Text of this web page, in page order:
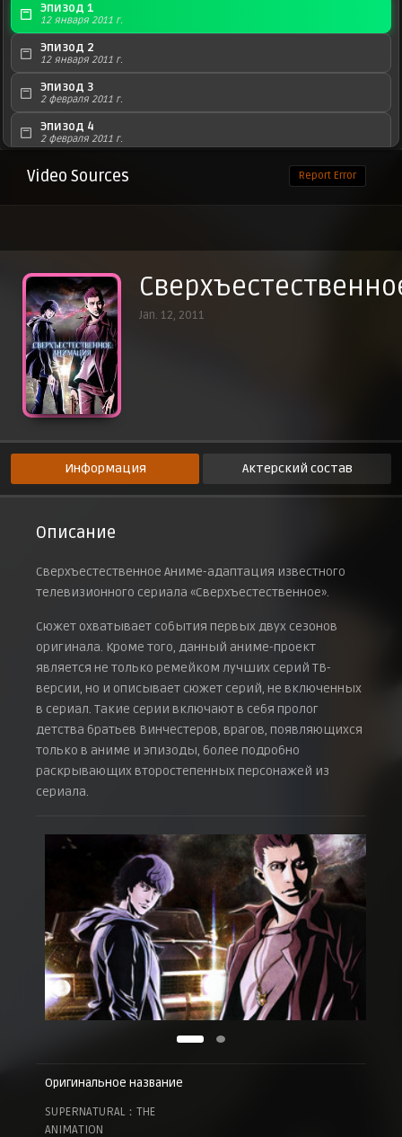
Эпизод 1
12 января 2011 г.
Эпизод 2
12 января 2011 г.
Эпизод 3
2 февраля 2011 г.
Эпизод 4
2 февраля 2011 г.
Эпизод 5
2 февраля 2011 г.
Эпизод 8
2 февраля 2011 г.
Эпизод 9
2 февраля 2011 г.
Эпизод 10
2 февраля 2011 г.
Эпизод 11
2 февраля 2011 г.
Эпизод 12
2 февраля 2011 г.
Эпизод 13
6 апреля 2011 г.
6 апреля 2011 г.
6 апреля 2011 г.
Эпизод 16
6 апреля 2011 г.
6 апреля 2011 г.
Эпизод 19
6 апреля 2011 г.
Эпизод 20
6 апреля 2011 г.
Эпизод 21
Эпизод 22
6 апреля 2011 г.
Video Sources Report Error
Jan. 12, 2011
Информация Актерский состав
Описание
Сверхъестественное Аниме-адаптация известного
телевизионного сериала «Сверхъестественное».
Сюжет охватывает события первых двух сезонов
оригинала. Кроме того, данный аниме-проект
является не только ремейком лучших серий ТВ-
версии, но и описывает сюжет серий, не включенных
в сериал. Такие серии включают в себя пролог
детства братьев Винчестеров, врагов, появляющихся
только в аниме и эпизоды, более подробно
раскрывающих второстепенных персонажей из
сериала.
Оригинальное название
SUPERNATURAL：THE
ANIMATION